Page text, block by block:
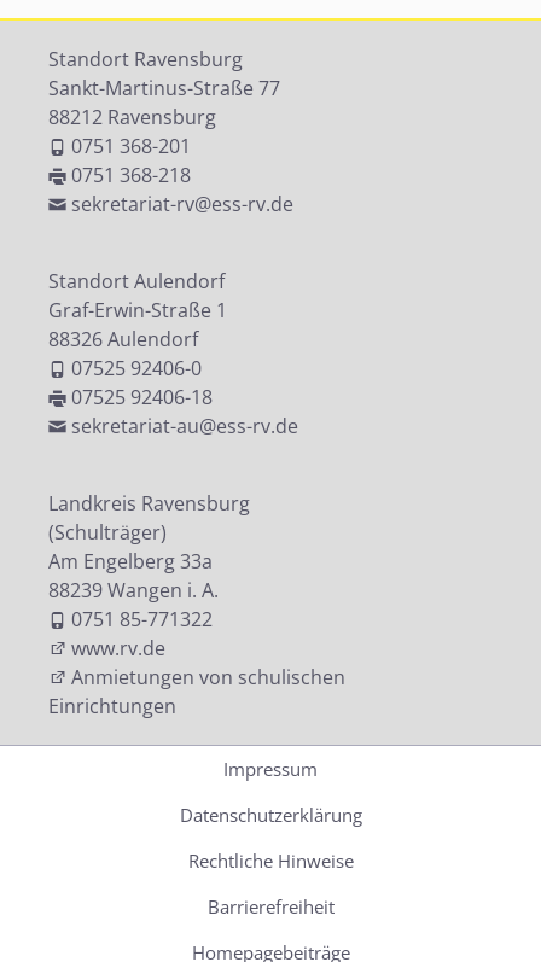
Standort Ravensburg
Sankt-Martinus-Straße 77
88212 Ravensburg
0751 368-201
0751 368-218
sekretariat-rv@ess-rv.de
Standort Aulendorf
Graf-Erwin-Straße 1
88326 Aulendorf
07525 92406-0
07525 92406-18
sekretariat-au@ess-rv.de
Landkreis Ravensburg
(Schulträger)
Am Engelberg 33a
88239 Wangen i. A.
0751 85-771322
www.rv.de
Anmietungen von schulischen
Einrichtungen
Impressum
Datenschutzerklärung
Rechtliche Hinweise
Barrierefreiheit
Homepagebeiträge